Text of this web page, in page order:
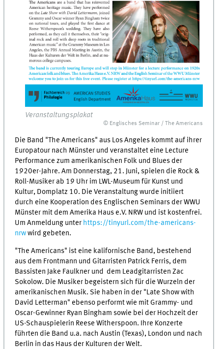
Veranstaltungsplakat
© Englisches Seminar / The Americans
Die Band "The Americans" aus Los Angeles kommt auf ihrer
Europatour nach Münster und veranstaltet eine Lecture
Performance zum amerikanischen Folk und Blues der
1920er-Jahre. Am Donnerstag, 21. Juni, spielen die Rock &
Roll-Musiker ab 19 Uhr im LWL-Museum für Kunst und
Kultur, Domplatz 10. Die Veranstaltung wurde initiiert
durch eine Kooperation des Englischen Seminars der WWU
Münster mit dem Amerika Haus e.V. NRW und ist kostenfrei.
Um Anmeldung unter https://tinyurl.com/the-americans-
nrwwird gebeten.
"The Americans" ist eine kalifornische Band, bestehend
aus dem Frontmann und Gitarristen Patrick Ferris, dem
Bassisten Jake Faulkner und dem Leadgitarristen Zac
Sokolow. Die Musiker begeistern sich für die Wurzeln der
amerikanischen Musik. Sie haben in der "Late Show with
David Letterman" ebenso performt wie mit Grammy- und
Oscar-Gewinner Ryan Bingham sowie bei der Hochzeit der
US-Schauspielerin Reese Witherspoon. Ihre Konzerte
führten die Band u.a. nach Austin (Texas), London und nach
Berlin in das Haus der Kulturen der Welt.